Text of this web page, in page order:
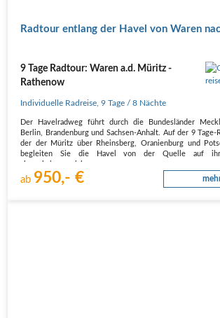
Radtour entlang der Havel von Waren
9 Tage Radtour: Waren a.d. Müritz -
Rathenow
Individuelle Radreise ,9 Tage / 8 Nächte
Der Havelradweg führt durch die Bundesländer
Berlin, Brandenburg und Sachsen-Anhalt. Auf der 9 Tage-
der der Müritz über Rheinsberg, Oranienburg und
begleiten Sie die Havel von der Quelle auf
ab 950,- €